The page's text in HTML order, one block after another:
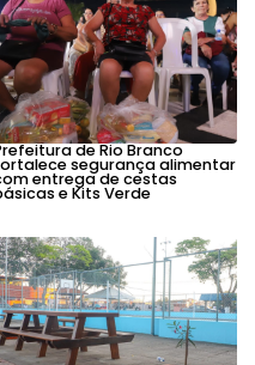
de Rio Branco
segurança alimentar
entrega de cestas
e Kits Verde